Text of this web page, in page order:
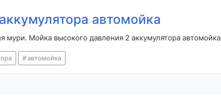
автомойка
мури. Мойка высокого давления 2 аккумулятора автомойка
автомойка